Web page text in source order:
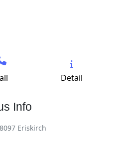
Detail
Info
Eriskirch